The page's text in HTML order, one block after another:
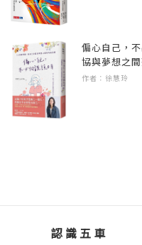
幼苗盡速接受日照
羅勒可食用，有
效，也是許多西式
3.德國洋甘菊
芽。
偏心自己，
協與夢想之
作者：徐慧玲
認識五車